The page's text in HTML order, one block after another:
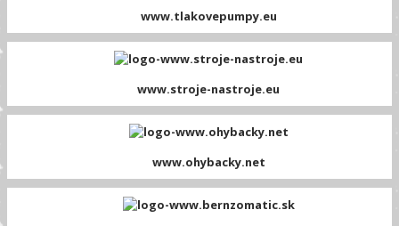
www.tlakovepumpy.eu
www.stroje-nastroje.eu
www.ohybacky.net